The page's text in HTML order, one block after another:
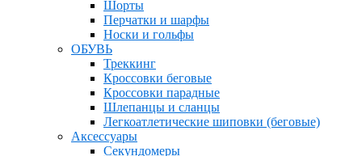
Шорты
Перчатки и шарфы
Носки и гольфы
ОБУВЬ
Треккинг
Кроссовки беговые
Кроссовки парадные
Шлепанцы и сланцы
Легкоатлетические шиповки (беговые)
Аксессуары
Секундомеры